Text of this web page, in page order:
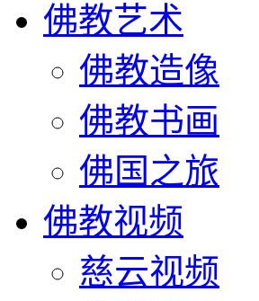
佛教艺术
佛教造像
佛教书画
佛国之旅
佛教视频
慈云视频